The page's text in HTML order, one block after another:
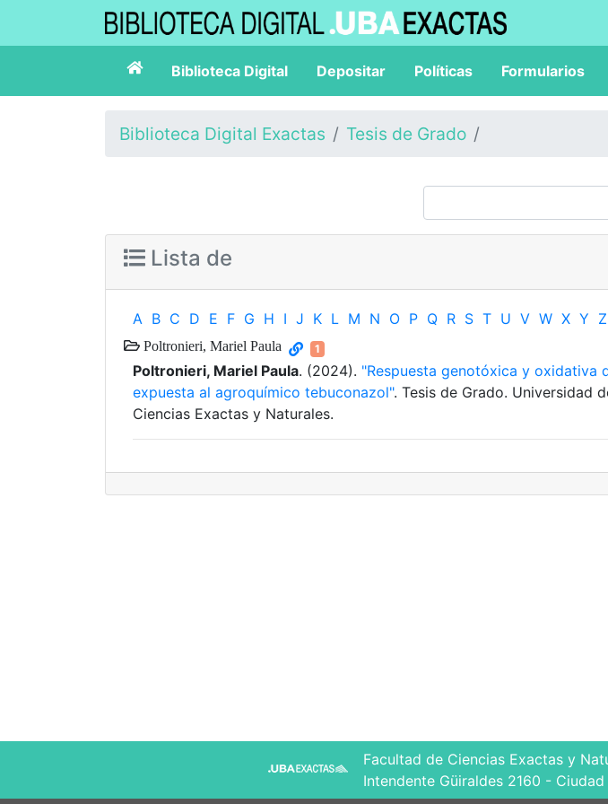
Biblioteca Digital Depositar Políticas Formularios
Biblioteca Digital Exactas Tesis de Grado
Lista de
A B C D E F G H I J K L M N O P Q R S T U V W X Y Z
Poltronieri, Mariel Paula 1
Poltronieri, Mariel Paula. (2024). "Respuesta genotóxica y oxidativa
expuesta al agroquímico tebuconazol". Tesis de Grado. Universidad
Ciencias Exactas y Naturales.
Facultad de Ciencias Exactas y
Intendente Güiraldes 2160 -